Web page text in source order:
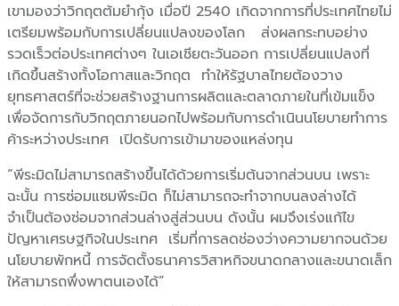
เขามองว่าวิกฤตต้มยำกุ้ง เมื่อปี 2540 เกิดจากการที่ประเทศไทยไม่
เตรียมพร้อมกับการเปลี่ยนแปลงของโลก ส่งผลกระทบอย่าง
รวดเร็วต่อประเทศต่างๆ ในเอเชียตะวันออก การเปลี่ยนแปลงที่
เกิดขึ้นสร้างทั้งโอกาสและวิกฤต ทำให้รัฐบาลไทยต้องวาง
ยุทธศาสตร์ที่จะช่วยสร้างฐานการผลิตและตลาดภายในที่เข้มแข็ง
เพื่อจัดการกับวิกฤตภายนอกไปพร้อมกับการดำเนินนโยบายทำการ
ค้าระหว่างประเทศ เปิดรับการเข้ามาของแหล่งทุน
“พีระมิดไม่สามารถสร้างขึ้นได้ด้วยการเริ่มต้นจากส่วนบน เพราะ
ฉะนั้น การซ่อมแซมพีระมิด ก็ไม่สามารถจะทำจากบนลงล่างได้
จำเป็นต้องซ่อมจากส่วนล่างสู่ส่วนบน ดังนั้น ผมจึงเร่งแก้ไข
ปัญหาเศรษฐกิจในประเทศ เริ่มที่การลดช่องว่างความยากจนด้วย
นโยบายพักหนี้ การจัดตั้งธนาคารวิสาหกิจขนาดกลางและขนาดเล็ก
ให้สามารถพึ่งพาตนเองได้”